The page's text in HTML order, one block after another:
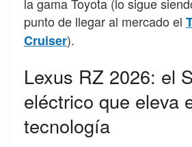
punto de llegar al mercado el
Cruiser).
Lexus RZ 2026: el
eléctrico que eleva
tecnología